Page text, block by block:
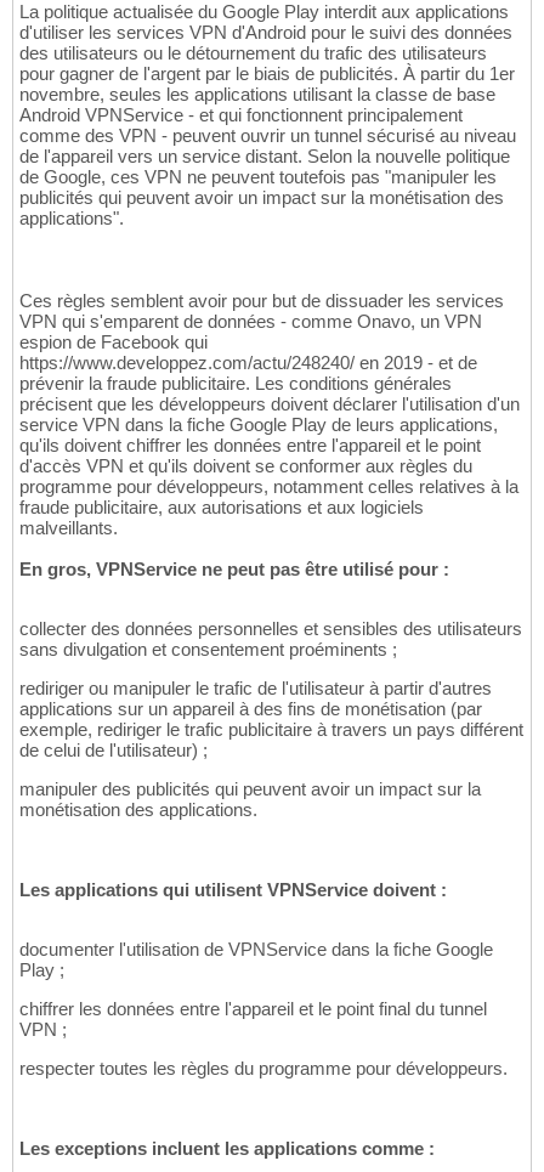
La politique actualisée du Google Play interdit aux applications
d'utiliser les services VPN d'Android pour le suivi des données
des utilisateurs ou le détournement du trafic des utilisateurs
pour gagner de l'argent par le biais de publicités. À partir du 1er
novembre, seules les applications utilisant la classe de base
Android VPNService - et qui fonctionnent principalement
comme des VPN - peuvent ouvrir un tunnel sécurisé au niveau
de l'appareil vers un service distant. Selon la nouvelle politique
de Google, ces VPN ne peuvent toutefois pas "manipuler les
publicités qui peuvent avoir un impact sur la monétisation des
applications".
Ces règles semblent avoir pour but de dissuader les services
VPN qui s'emparent de données - comme Onavo, un VPN
espion de Facebook qui
https://www.developpez.com/actu/248240/ en 2019 - et de
prévenir la fraude publicitaire. Les conditions générales
précisent que les développeurs doivent déclarer l'utilisation d'un
service VPN dans la fiche Google Play de leurs applications,
qu'ils doivent chiffrer les données entre l'appareil et le point
d'accès VPN et qu'ils doivent se conformer aux règles du
programme pour développeurs, notamment celles relatives à la
fraude publicitaire, aux autorisations et aux logiciels
malveillants.
En gros, VPNService ne peut pas être utilisé pour :
collecter des données personnelles et sensibles des utilisateurs
sans divulgation et consentement proéminents ;
rediriger ou manipuler le trafic de l'utilisateur à partir d'autres
applications sur un appareil à des fins de monétisation (par
exemple, rediriger le trafic publicitaire à travers un pays différent
de celui de l'utilisateur) ;
manipuler des publicités qui peuvent avoir un impact sur la
monétisation des applications.
Les applications qui utilisent VPNService doivent :
documenter l'utilisation de VPNService dans la fiche Google
Play ;
chiffrer les données entre l'appareil et le point final du tunnel
VPN ;
respecter toutes les règles du programme pour développeurs.
Les exceptions incluent les applications comme :